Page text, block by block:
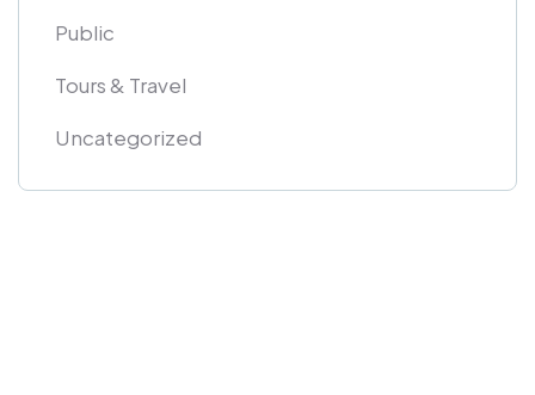
Public
Tours & Travel
Uncategorized